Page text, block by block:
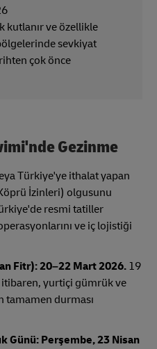
kutlanır ve özellikle
sevkiyat
çok önce
Gezinme
Türkiye'ye ithalat yapan
İzinleri) olgusunu
resmi tatiller
ve iç lojistiği
Fitr):20–22 Mart 2026.19
yurtiçi gümrük ve
tamamen durması
Günü: Perşembe, 23 Nisan